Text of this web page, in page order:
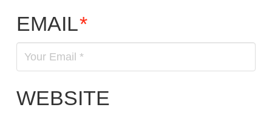
EMAIL*
WEBSITE